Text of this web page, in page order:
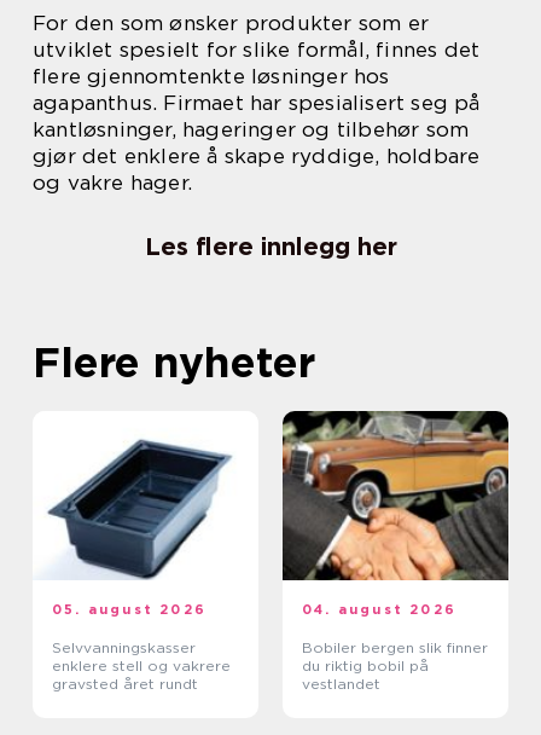
For den som ønsker produkter som er
utviklet spesielt for slike formål, finnes det
flere gjennomtenkte løsninger hos
agapanthus. Firmaet har spesialisert seg på
kantløsninger, hageringer og tilbehør som
gjør det enklere å skape ryddige, holdbare
og vakre hager.
Les flere innlegg her
Flere nyheter
05. august 2026
Selvvanningskasser
enklere stell og vakrere
gravsted året rundt
04. august 2026
Bobiler bergen slik finner
du riktig bobil på
vestlandet